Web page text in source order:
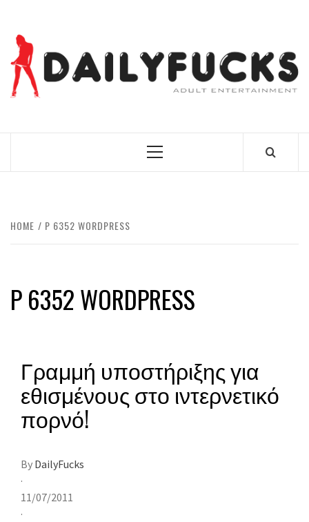
content
Primary
HOME P 6352 WORDPRESS
P 6352 WORDPRESS
Γραμμή υποστήριξης για
εθισμένους στο ιντερνετικό
πορνό!
By DailyFucks
·
11/07/2011
·